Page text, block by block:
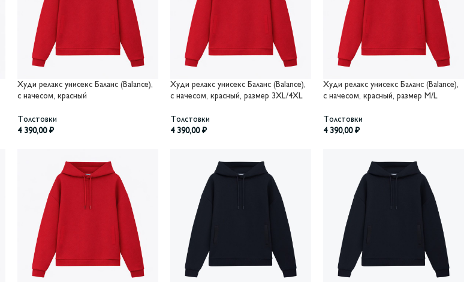
Худи релакс унисекс Баланс (Balance),
с начесом, красный
Толстовки
4 390,00 ₽
Худи релакс унисекс Баланс (Balance),
с начесом, красный, размер 3XL/4XL
Толстовки
4 390,00 ₽
Худи релакс унисекс Баланс (Balance),
с начесом, красный, размер M/L
Толстовки
4 390,00 ₽